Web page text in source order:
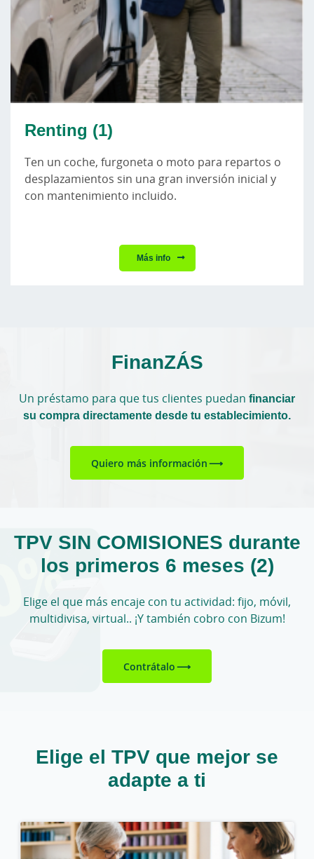
Renting (1)
Ten un coche, furgoneta o moto para repartos o
desplazamientos sin una gran inversión inicial y
con mantenimiento incluido.
Más info
FinanZÁS
Un préstamo para que tus clientes puedan financiar
su compra directamente desde tu establecimiento.
Quiero más información
TPV SIN COMISIONES durante
los primeros 6 meses (2)
Elige el que más encaje con tu actividad: fijo, móvil,
multidivisa, virtual.. ¡Y también cobro con Bizum!
Contrátalo
Elige el TPV que mejor se
adapte a ti